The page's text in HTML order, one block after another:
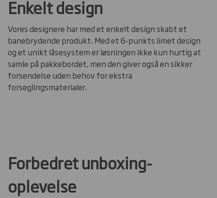
Enkelt design
Vores designere har med et enkelt design skabt et
banebrydende produkt. Med et 6-punkts limet design
og et unikt låsesystem er løsningen ikke kun hurtig at
samle på pakkebordet, men den giver også en sikker
forsendelse uden behov for ekstra
forseglingsmaterialer.
Forbedret unboxing-
oplevelse